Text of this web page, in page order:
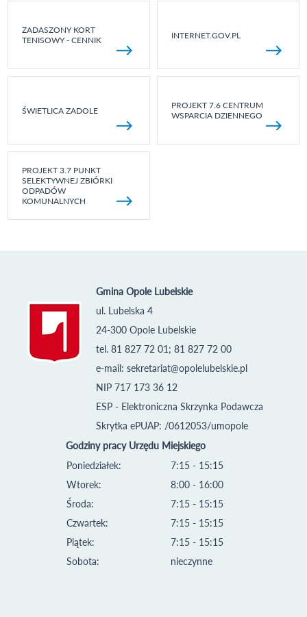
ZADASZONY KORT
TENISOWY - CENNIK
INTERNET.GOV.PL
ŚWIETLICA ZADOLE
PROJEKT 7.6 CENTRUM
WSPARCIA DZIENNEGO
PROJEKT 3.7 PUNKT
SELEKTYWNEJ ZBIÓRKI
ODPADÓW
KOMUNALNYCH
Gmina Opole Lubelskie
ul. Lubelska 4
24-300 Opole Lubelskie
tel. 81 827 72 01; 81 827 72 00
e-mail: sekretariat@opolelubelskie.pl
NIP 717 173 36 12
ESP - Elektroniczna Skrzynka Podawcza
Skrytka ePUAP: /0612053/umopole
Godziny pracy Urzędu Miejskiego
Poniedziałek:
Wtorek:
Środa:
Czwartek:
Piątek:
Sobota:
7:15 - 15:15
8:00 - 16:00
7:15 - 15:15
7:15 - 15:15
7:15 - 15:15
nieczynne